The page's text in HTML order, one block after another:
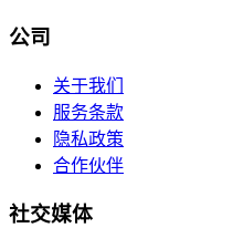
公司
关于我们
服务条款
隐私政策
合作伙伴
社交媒体